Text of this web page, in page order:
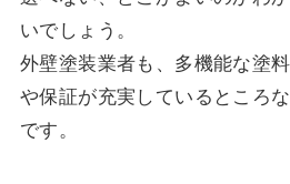
いでしょう。
外壁塗装業者も、多機能な塗
や保証が充実しているところ
です。